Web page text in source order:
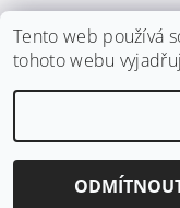
ELPO Záhornice
Tento web používá
tohoto webu